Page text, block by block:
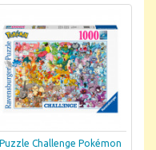
Puzzle Challenge Pokémon